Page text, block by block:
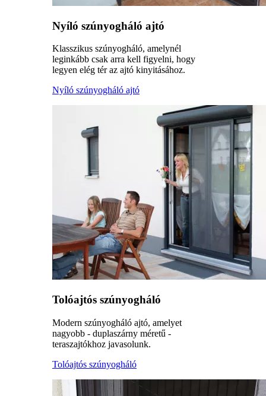
Nyíló szúnyogháló ajtó
Klasszikus szúnyogháló, amelynél
leginkább csak arra kell figyelni, hogy
legyen elég tér az ajtó kinyitásához.
Nyíló szúnyogháló ajtó
Tolóajtós szúnyogháló
Modern szúnyogháló ajtó, amelyet
nagyobb - duplaszárny méretű -
teraszajtókhoz javasolunk.
Tolóajtós szúnyogháló